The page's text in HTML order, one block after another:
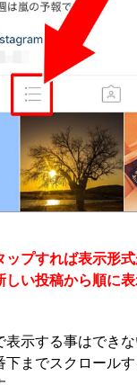
ップすれば表示形
しい投稿から順に
表示する事はでき
下までスクロール